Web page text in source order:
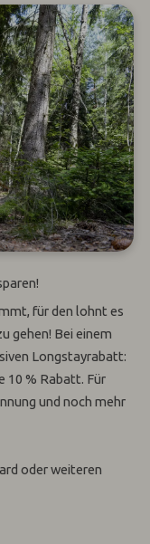
für den lohnt es
gehen! Bei einem
Longstayrabatt:
10 % Rabatt. Für
und noch mehr
oder weiteren